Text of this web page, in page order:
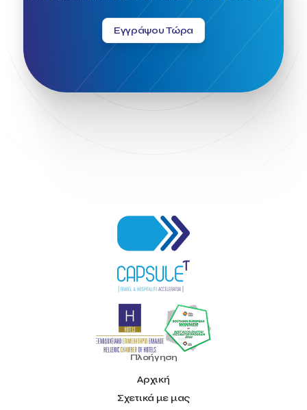
Εγγράψου Τώρα
Πλοήγηση
Αρχική
Σχετικά με μας